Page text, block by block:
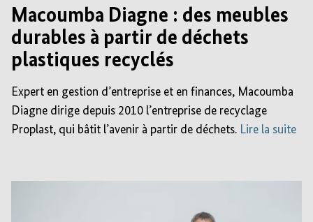
Macoumba Diagne : des meubles
durables à partir de déchets
plastiques recyclés
Expert en gestion d’entreprise et en finances, Macoumba
Diagne dirige depuis 2010 l’entreprise de recyclage
Proplast, qui bâtit l’avenir à partir de déchets. Lire la suite